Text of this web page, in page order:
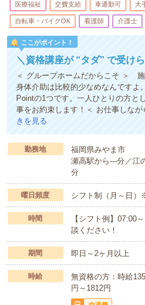
医療福祉 交費支給 車通勤可 大
自転車・バイクOK 看護師 介護士
ここがポイント！
＼資格講座が “タダ” で受け
＜ グループホームだからこそ ＞ 施
身体介助は比較的少なめなんですよ
Pointの1つです。一人ひとりの方と
事をお約束します！＜ お仕事しな
きを見る
勤務地
福岡県みやま市
瀬高駅から---分／江
分
曜日頻度 シフト制（月～日
時間
【シフト例】07:00
談ください！
期間 即日～2ヶ月以上
時給
無資格の方：時給
円～1812円